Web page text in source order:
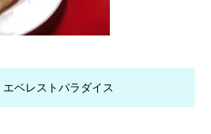
エベレストパラダイス